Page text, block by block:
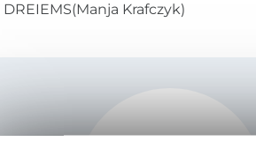
Krafczyk)